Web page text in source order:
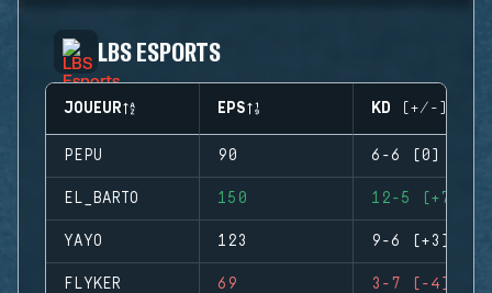
LBS ESPORTS
JOUEUR EPS KD (+/-)
PEPU 90 6-6 (0)
EL_BARTO 150 12-5 (+7)
YAYO 123 9-6 (+3)
FLYKER 69 3-7 (-4)